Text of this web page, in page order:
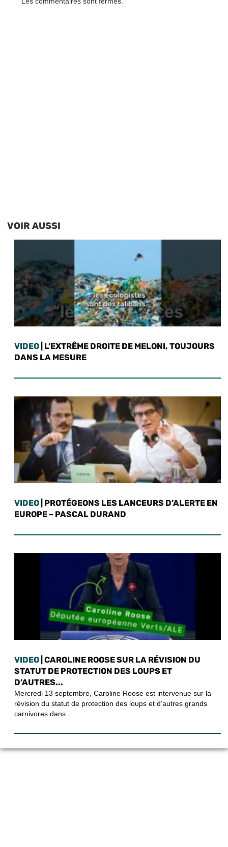
VOIR AUSSI
VIDEO | L’EXTRÊME DROITE DE MELONI, TOUJOURS
DANS LA MESURE
VIDEO | PROTÉGEONS LES LANCEURS D’ALERTE EN
EUROPE – PASCAL DURAND
VIDEO | CAROLINE ROOSE SUR LA RÉVISION DU
STATUT DE PROTECTION DES LOUPS ET
D’AUTRES...
Mercredi 13 septembre, Caroline Roose est intervenue sur la
révision du statut de protection des loups et d’autres grands
carnivores dans...